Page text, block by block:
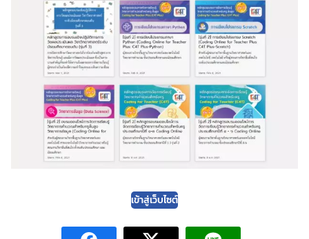
เข้าสู่เว็บไซต์